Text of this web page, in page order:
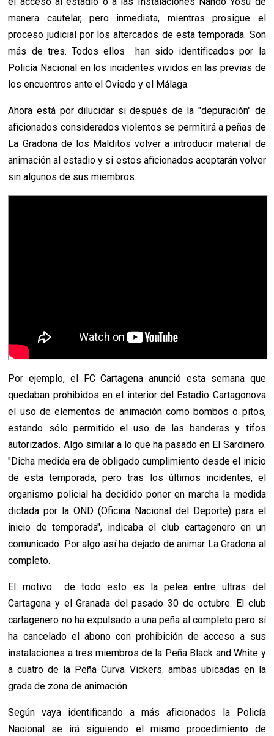
manera cautelar, pero inmediata, mientras prosigue el
proceso judicial por los altercados de esta temporada. Son
más de tres. Todos ellos han sido identificados por la
Policía Nacional en los incidentes vividos en las previas de
los encuentros ante el Oviedo y el Málaga.
Ahora está por dilucidar si después de la "depuración" de
aficionados considerados violentos se permitirá a peñas de
La Gradona de los Malditos volver a introducir material de
animación al estadio y si estos aficionados aceptarán volver
sin algunos de sus miembros.
Por ejemplo, el FC Cartagena anunció esta semana que
quedaban prohibidos en el interior del Estadio Cartagonova
el uso de elementos de animación como bombos o pitos,
estando sólo permitido el uso de las banderas y tifos
autorizados. Algo similar a lo que ha pasado en El Sardinero.
"Dicha medida era de obligado cumplimiento desde el inicio
de esta temporada, pero tras los últimos incidentes, el
organismo policial ha decidido poner en marcha la medida
dictada por la OND (Oficina Nacional del Deporte) para el
inicio de temporada", indicaba el club cartagenero en un
comunicado. Por algo así ha dejado de animar La Gradona al
completo.
El motivo de todo esto es la pelea entre ultras del
Cartagena y el Granada del pasado 30 de octubre. El club
cartagenero no ha expulsado a una peña al completo pero sí
ha cancelado el abono con prohibición de acceso a sus
instalaciones a tres miembros de la Peña Black and White y
a cuatro de la Peña Curva Vickers. ambas ubicadas en la
grada de zona de animación.
Según vaya identificando a más aficionados la Policía
Nacional se irá siguiendo el mismo procedimiento de